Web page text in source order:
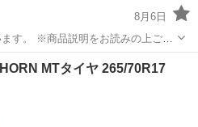
8月6日
の上ご納
メンテナンス用品
MTタイヤ 265/70R17